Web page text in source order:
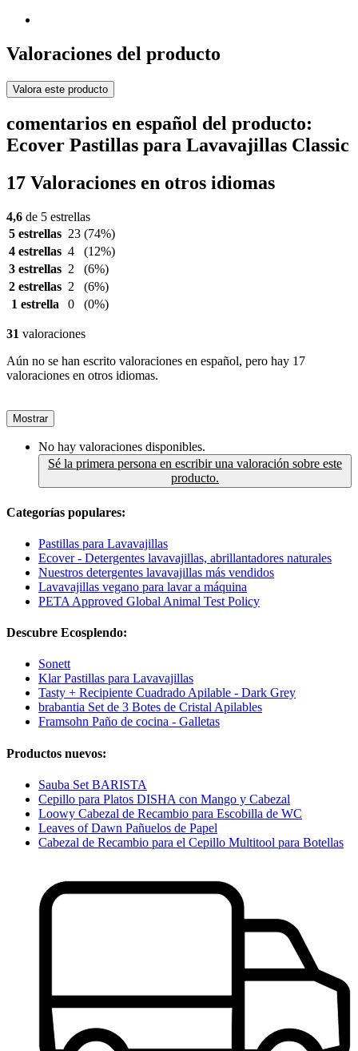
Valoraciones del producto
Valora este producto
comentarios en español del producto:
Ecover Pastillas para Lavavajillas Classic
17 Valoraciones en otros idiomas
4,6 de 5 estrellas
5 estrellas 23 (74%)
4 estrellas 4
(12%)
3 estrellas 2
(6%)
2 estrellas 2
(6%)
1 estrella
0 (0%)
31 valoraciones
Aún no se han escrito valoraciones en español, pero hay 17
valoraciones en otros idiomas.
Mostrar
No hay valoraciones disponibles.
Sé la primera persona en escribir una valoración sobre este
producto.
Categorías populares:
Pastillas para Lavavajillas
Ecover - Detergentes lavavajillas, abrillantadores naturales
Nuestros detergentes lavavajillas más vendidos
Lavavajillas vegano para lavar a máquina
PETA Approved Global Animal Test Policy
Descubre Ecosplendo:
Sonett
Klar Pastillas para Lavavajillas
Tasty + Recipiente Cuadrado Apilable - Dark Grey
brabantia Set de 3 Botes de Cristal Apilables
Framsohn Paño de cocina - Galletas
Productos nuevos:
Sauba Set BARISTA
Cepillo para Platos DISHA con Mango y Cabezal
Loowy Cabezal de Recambio para Escobilla de WC
Leaves of Dawn Pañuelos de Papel
Cabezal de Recambio para el Cepillo Multitool para Botellas